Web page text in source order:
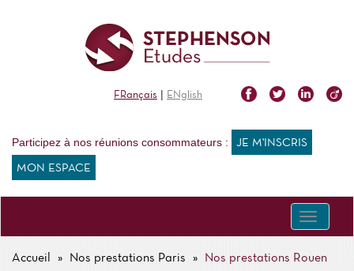
FRançais | ENglish
Participez à nos réunions consommateurs : JE M'INSCRIS
MON ESPACE
Toggle
FIL
Accueil Nos prestations Paris Nos prestations Rouen